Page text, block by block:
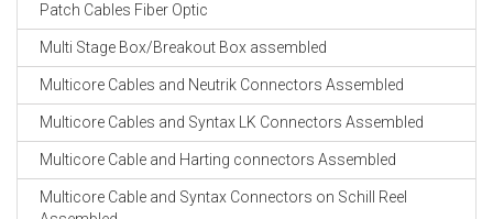
Patch Cables Fiber Optic
Multi Stage Box/Breakout Box assembled
Multicore Cables and Neutrik Connectors Assembled
Multicore Cables and Syntax LK Connectors Assembled
Multicore Cable and Harting connectors Assembled
Multicore Cable and Syntax Connectors on Schill Reel